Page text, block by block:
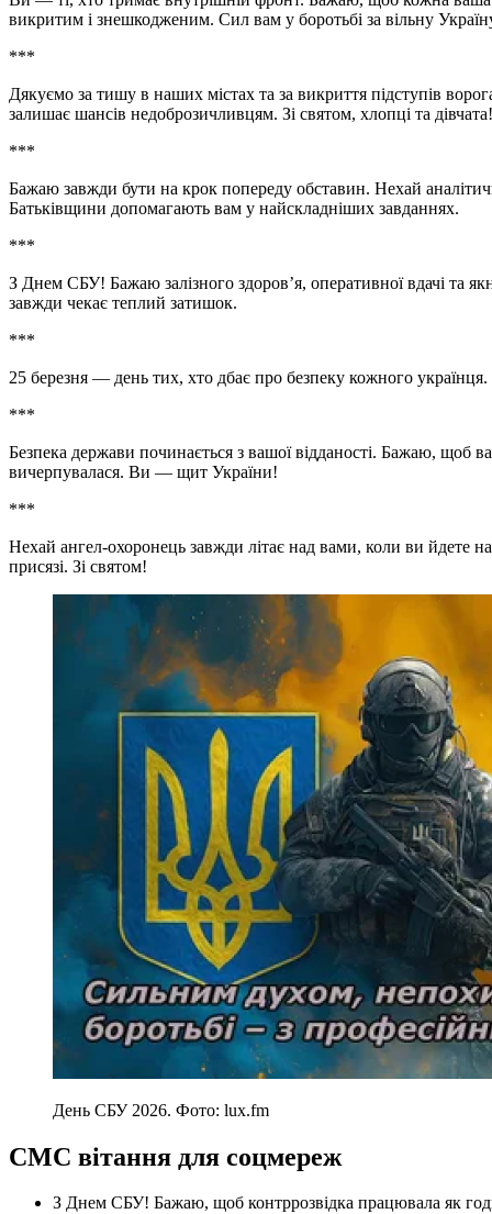
викритим і знешкодженим. Сил вам у боротьбі за вільну
***
Дякуємо за тишу в наших містах та за викриття підступів
залишає шансів недоброзичливцям. Зі святом, хлопці та дівчата!
***
Бажаю завжди бути на крок попереду обставин. Нехай
Батьківщини допомагають вам у найскладніших завданнях.
***
З Днем СБУ! Бажаю залізного здоров’я, оперативної вдачі та
завжди чекає теплий затишок.
***
25 березня — день тих, хто дбає про безпеку кожного
***
Безпека держави починається з вашої відданості. Бажаю, щоб
вичерпувалася. Ви — щит України!
***
Нехай ангел-охоронець завжди літає над вами, коли ви йдете
присязі. Зі святом!
День СБУ 2026. Фото: lux.fm
СМС вітання для соцмереж
З Днем СБУ! Бажаю, щоб контррозвідка працювала як